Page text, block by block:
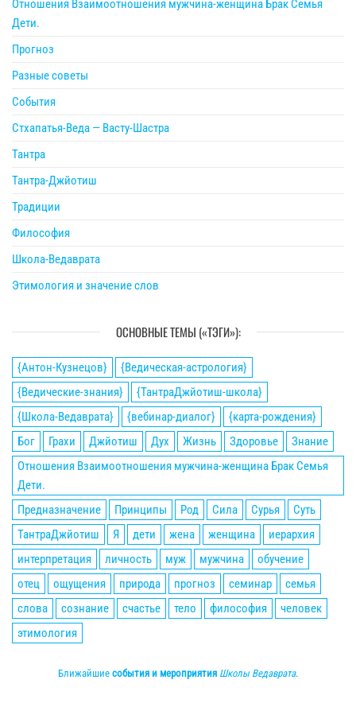
Отношения Взаимоотношения мужчина-женщина Брак Семья
Дети.
Прогноз
Разные советы
События
Стхапатья-Веда — Васту-Шастра
Тантра
Тантра-Джйотиш
Традиции
Философия
Школа-Ведаврата
Этимология и значение слов
ОСНОВНЫЕ ТЕМЫ («ТЭГИ»):
{Антон-Кузнецов}
{Ведическая-астрология}
{Ведические-знания}
{ТантраДжйотиш-школа}
{Школа-Ведаврата}
{вебинар-диалог}
{карта-рождения}
Бог
Грахи Джйотиш Дух Жизнь Здоровье
Знание
Отношения Взаимоотношения мужчина-женщина Брак Семья
Дети.
Предназначение
Принципы Род Сила Сурья
Суть
ТантраДжйотиш
Я дети жена женщина
иерархия
интерпретация
личность муж мужчина
обучение
отец
ощущения природа прогноз семинар
семья
слова
сознание счастье тело философия
человек
этимология
Ближайшие события и мероприятия Школы Ведаврата.